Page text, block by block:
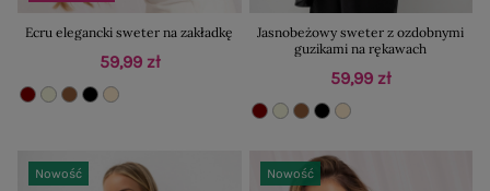
Ecru elegancki sweter na zakładkę
59,99 zł
Jasnobeżowy sweter z ozdobnymi
guzikami na rękawach
59,99 zł
Nowość Nowość